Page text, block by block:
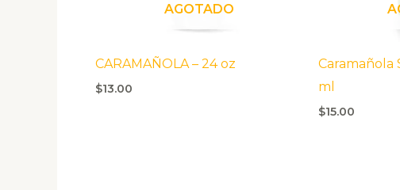
AGOTADO
CARAMAÑOLA – 24 oz
$13.00
Caramañola
ml
$15.00